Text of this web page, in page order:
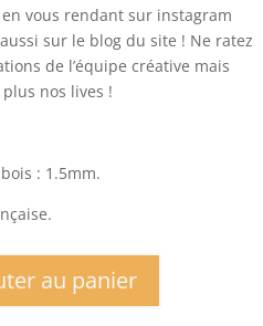
vous rendant sur instagram
sur le blog du site ! Ne ratez
de l’équipe créative mais
nos lives !
: 1.5mm.
au panier